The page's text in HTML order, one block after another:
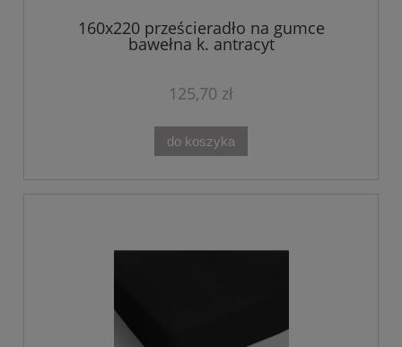
160x220 prześcieradło na gumce
bawełna k. antracyt
125,70 zł
do koszyka